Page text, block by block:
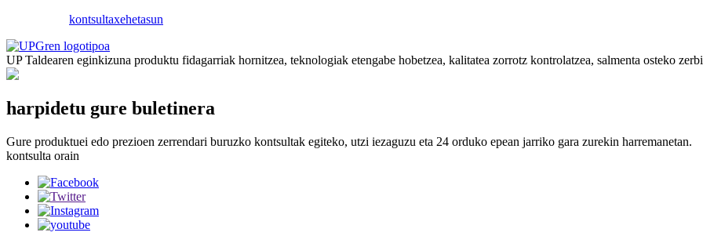
kontsultaxehetasun
UP Taldearen eginkizuna produktu fidagarriak hornitzea, teknologiak etengabe hobetzea, kalitatea zorrotz kontrolatzea, salmenta osteko
harpidetu gure buletinera
Gure produktuei edo prezioen zerrendari buruzko kontsultak egiteko, utzi iezaguzu eta 24 orduko epean jarriko gara zurekin harremanetan.
kontsulta orain